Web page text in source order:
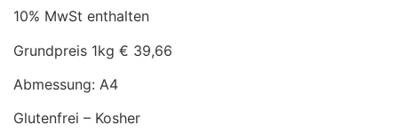
10% MwSt enthalten
Grundpreis 1kg € 39,66
Abmessung: A4
Glutenfrei – Kosher